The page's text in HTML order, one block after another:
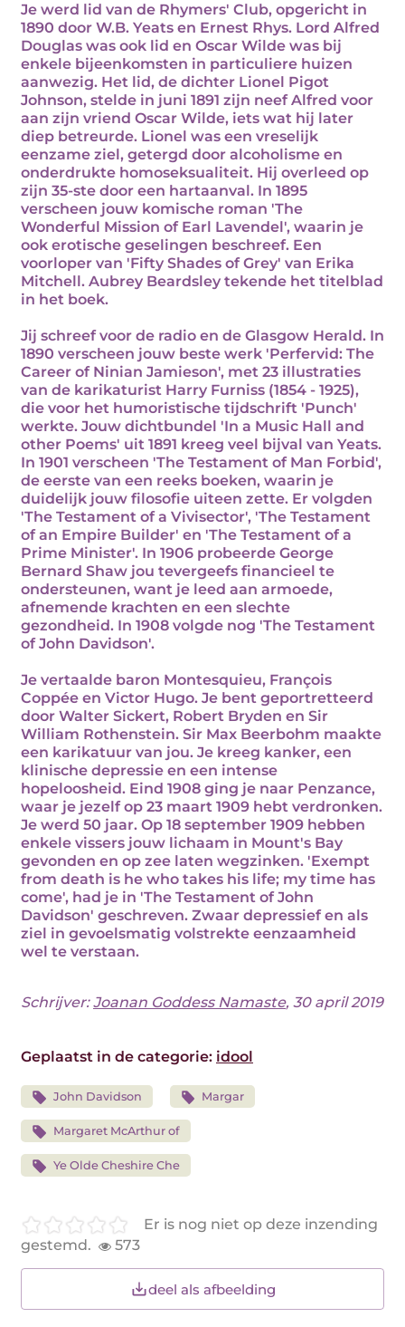
Je werd lid van de Rhymers' Club, opgericht in
1890 door W.B. Yeats en Ernest Rhys. Lord Alfred
Douglas was ook lid en Oscar Wilde was bij
enkele bijeenkomsten in particuliere huizen
aanwezig. Het lid, de dichter Lionel Pigot
Johnson, stelde in juni 1891 zijn neef Alfred voor
aan zijn vriend Oscar Wilde, iets wat hij later
diep betreurde. Lionel was een vreselijk
eenzame ziel, getergd door alcoholisme en
onderdrukte homoseksualiteit. Hij overleed op
zijn 35-ste door een hartaanval. In 1895
verscheen jouw komische roman 'The
Wonderful Mission of Earl Lavendel', waarin je
ook erotische geselingen beschreef. Een
voorloper van 'Fifty Shades of Grey' van Erika
Mitchell. Aubrey Beardsley tekende het titelblad
in het boek.
Jij schreef voor de radio en de Glasgow Herald. In
1890 verscheen jouw beste werk 'Perfervid: The
Career of Ninian Jamieson', met 23 illustraties
van de karikaturist Harry Furniss (1854 - 1925),
die voor het humoristische tijdschrift 'Punch'
werkte. Jouw dichtbundel 'In a Music Hall and
other Poems' uit 1891 kreeg veel bijval van Yeats.
In 1901 verscheen 'The Testament of Man Forbid',
de eerste van een reeks boeken, waarin je
duidelijk jouw filosofie uiteen zette. Er volgden
'The Testament of a Vivisector', 'The Testament
of an Empire Builder' en 'The Testament of a
Prime Minister'. In 1906 probeerde George
Bernard Shaw jou tevergeefs financieel te
ondersteunen, want je leed aan armoede,
afnemende krachten en een slechte
gezondheid. In 1908 volgde nog 'The Testament
of John Davidson'.
Je vertaalde baron Montesquieu, François
Coppée en Victor Hugo. Je bent geportretteerd
door Walter Sickert, Robert Bryden en Sir
William Rothenstein. Sir Max Beerbohm maakte
een karikatuur van jou. Je kreeg kanker, een
klinische depressie en een intense
hopeloosheid. Eind 1908 ging je naar Penzance,
waar je jezelf op 23 maart 1909 hebt verdronken.
Je werd 50 jaar. Op 18 september 1909 hebben
enkele vissers jouw lichaam in Mount's Bay
gevonden en op zee laten wegzinken. 'Exempt
from death is he who takes his life; my time has
come', had je in 'The Testament of John
Davidson' geschreven. Zwaar depressief en als
ziel in gevoelsmatig volstrekte eenzaamheid
wel te verstaan.
Schrijver:Joanan Goddess Namaste, 30 april 2019
Geplaatst in de categorie: idool
John Davidson Margar
Margaret McArthur of
Ye Olde Cheshire Che
Er is nog niet op deze inzending
gestemd.
573
deel als afbeelding